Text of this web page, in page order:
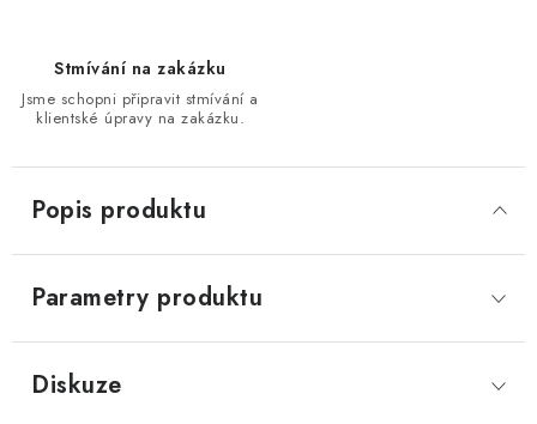
Stmívání na zakázku
Jsme schopni připravit stmívání a
klientské úpravy na zakázku.
Popis produktu
Parametry produktu
Diskuze